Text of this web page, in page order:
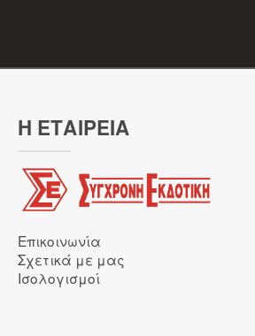
Η ΕΤΑΙΡΕΙΑ
Επικοινωνία
Σχετικά με μας
Ισολογισμοί